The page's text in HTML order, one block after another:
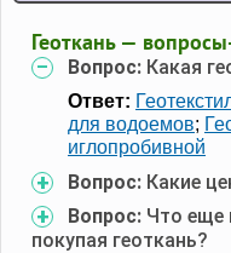
Геоткань —
Вопрос: Какая
Ответ:
для водоемов;
иглопробивной
Вопрос: Какие
Вопрос: Что еще
покупая геоткань?